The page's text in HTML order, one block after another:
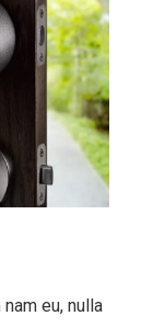
eu, nulla